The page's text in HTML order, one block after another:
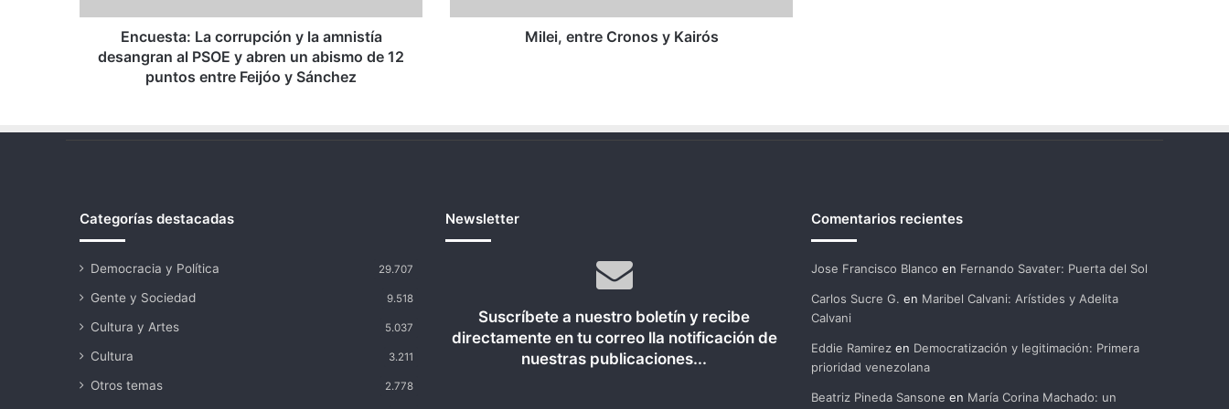
PSOE
abren
12
Sánchez
Encuesta: La corrupción y la amnistía
desangran al PSOE y abren un abismo de 12
puntos entre Feijóo y Sánchez
Milei, entre Cronos y Kairós
Categorías destacadas
Democracia y Política 29.707
Gente y Sociedad 9.518
Cultura y Artes 5.037
Cultura 3.211
Otros temas 2.778
Newsletter
Suscríbete a nuestro boletín y recibe
directamente en tu correo lla notificación de
nuestras publicaciones...
Comentarios recientes
Jose Francisco Blanco en Fernando Savater: Puerta del Sol
Carlos Sucre G. en Maribel Calvani: Arístides y Adelita
Calvani
Eddie Ramirezen Democratización y legitimación: Primera
prioridad venezolana
Beatriz Pineda Sansone en María Corina Machado: un